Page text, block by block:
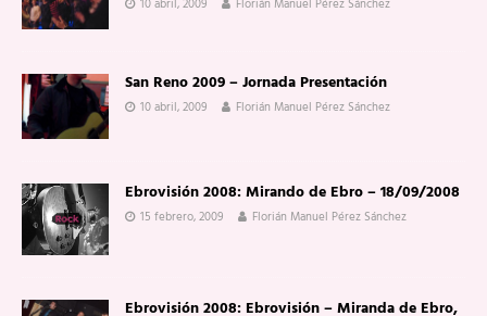
10 abril, 2009 Florián Manuel Pérez Sánchez
San Reno 2009 – Jornada Presentación
10 abril, 2009 Florián Manuel Pérez Sánchez
Ebrovisión 2008: Mirando de Ebro – 18/09/2008
15 febrero, 2009 Florián Manuel Pérez Sánchez
Ebrovisión 2008: Ebrovisión – Miranda de Ebro,